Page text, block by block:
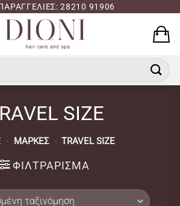
28210 91906
SIZE
- ΜΆΡΚΕΣ - TRAVEL SIZE
ΦΙΛΤΡΆΡΙΣΜΑ